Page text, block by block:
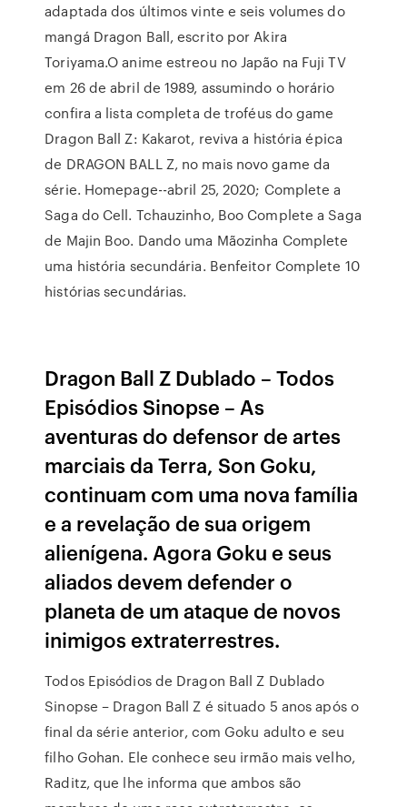
adaptada dos últimos vinte e seis volumes do
mangá Dragon Ball, escrito por Akira
Toriyama.O anime estreou no Japão na Fuji TV
em 26 de abril de 1989, assumindo o horário
confira a lista completa de troféus do game
Dragon Ball Z: Kakarot, reviva a história épica
de DRAGON BALL Z, no mais novo game da
série. Homepage--abril 25, 2020; Complete a
Saga do Cell. Tchauzinho, Boo Complete a Saga
de Majin Boo. Dando uma Mãozinha Complete
uma história secundária. Benfeitor Complete 10
histórias secundárias.
Dragon Ball Z Dublado – Todos
Episódios Sinopse – As
aventuras do defensor de artes
marciais da Terra, Son Goku,
continuam com uma nova família
e a revelação de sua origem
alienígena. Agora Goku e seus
aliados devem defender o
planeta de um ataque de novos
inimigos extraterrestres.
Todos Episódios de Dragon Ball Z Dublado
Sinopse – Dragon Ball Z é situado 5 anos após o
final da série anterior, com Goku adulto e seu
filho Gohan. Ele conhece seu irmão mais velho,
Raditz, que lhe informa que ambos são